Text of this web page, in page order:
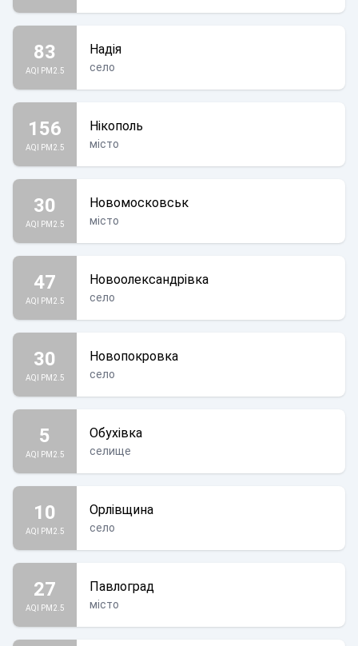
83
AQI PM2.5
Надія
село
156
AQI PM2.5
Нікополь
місто
30
AQI PM2.5
Новомосковськ
місто
47
AQI PM2.5
Новоолександрівка
село
30
AQI PM2.5
Новопокровка
село
5
AQI PM2.5
Обухівка
селище
10
AQI PM2.5
Орлівщина
село
27
AQI PM2.5
Павлоград
місто